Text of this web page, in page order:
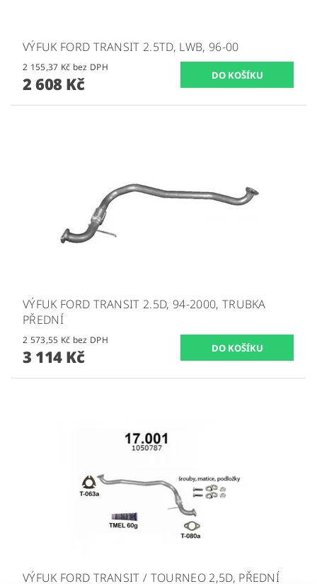
VÝFUK FORD TRANSIT 2.5TD, LWB, 96-00
2 155,37 Kč bez DPH
2 608 Kč
VÝFUK FORD TRANSIT 2.5D, 94-2000, TRUBKA
PŘEDNÍ
2 573,55 Kč bez DPH
3 114 Kč
VÝFUK FORD TRANSIT / TOURNEO 2,5D, PŘEDNÍ